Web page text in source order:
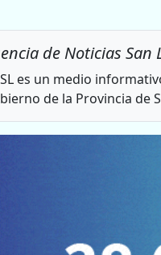
de Noticias San
es un medio
de la Provincia de